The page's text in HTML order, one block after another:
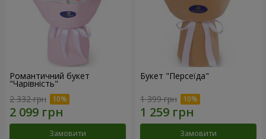
Романтичний букет
"Чарівність"
2 332 грн
Замовити
Букет "Персеїда"
1 399 грн
Замовити